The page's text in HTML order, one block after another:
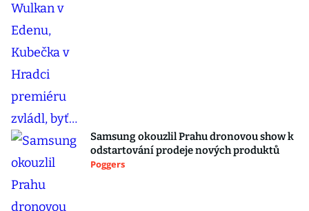
Samsung okouzlil Prahu dronovou show k
odstartování prodeje nových produktů
Poggers